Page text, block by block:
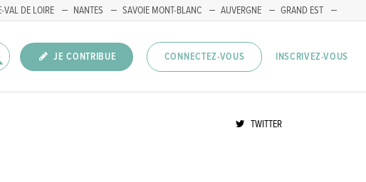
VAL DE LOIRE NANTES SAVOIE MONT-BLANC AUVERGNE
GRAND EST
JE CONTRIBUE CONNECTEZ-VOUS INSCRIVEZ-VOUS
TWITTER